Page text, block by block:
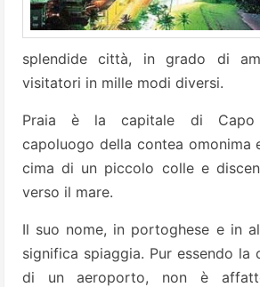
splendide città, in grado di
visitatori in mille modi diversi.
Praia è la capitale di Capo
capoluogo della contea omonima
cima di un piccolo colle e
verso il mare.
Il suo nome, in portoghese e in
significa spiaggia. Pur essendo la
di un aeroporto, non è